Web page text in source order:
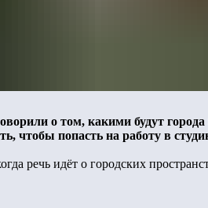
о том, какими будут города
чтобы попасть на работу в
речь идёт о городских